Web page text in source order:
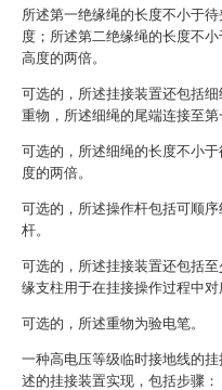
所述第一绝缘绳的长度不小于
度；所述第二绝缘绳的长度不
高度的两倍。
可选的，所述挂接装置还包括
重物，所述细绳的尾端连接至第
可选的，所述细绳的长度不小
度的两倍。
可选的，所述操作杆包括可顺
杆。
可选的，所述挂接装置还包括
缘支柱用于在挂接操作过程中对
可选的，所述重物为验电笔。
一种高电压等级临时接地线的
述的挂接装置实现，包括步骤：